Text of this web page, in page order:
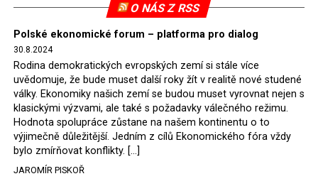
2022, než byl tento případ z důvodu uzavření dohody
Polska s Českou republikou o odstranění příčin sporu o
důl Turów vymazán z rejstříku tribunálu. Celkem si
Polsko nechalo z přiznaných evropských fondů odečíst
asi 70 milionů eur na pokutách a 45 milionů eur
zaplatilo jako odškodnění České republice – ale jak důl,
tak elektrárna nadále fungovaly. Už tehdy zástupci
tehdejší opozice a dnes vládnoucí koalice, jako
místopředseda Občanské platformy (PO) Rafał
O NÁS Z RSS
Polské ekonomické forum – platforma pro dialog
30.8.2024
Rodina demokratických evropských zemí si stále více
uvědomuje, že bude muset další roky žít v realitě nové studené
války. Ekonomiky našich zemí se budou muset vyrovnat nejen s
klasickými výzvami, ale také s požadavky válečného režimu.
Hodnota spolupráce zůstane na našem kontinentu o to
výjimečně důležitější. Jedním z cílů Ekonomického fóra vždy
bylo zmírňovat konflikty. […]
JAROMÍR PISKOŘ